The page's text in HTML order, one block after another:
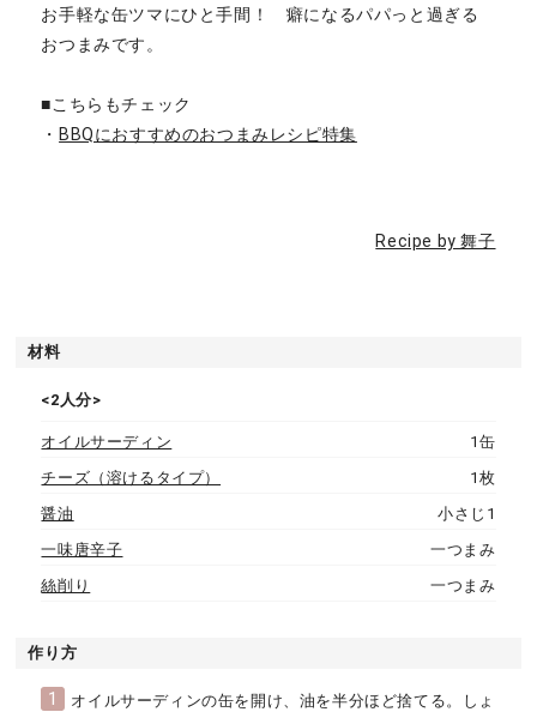
お手軽な缶ツマにひと手間！ 癖になるパパっと過ぎる
おつまみです。
■こちらもチェック
・ BBQにおすすめのおつまみレシピ特集
Recipe by 舞子
材料
<2人分>
オイルサーディン
1缶
チーズ（溶けるタイプ）
1枚
醤油
小さじ1
一味唐辛子
一つまみ
絲削り
一つまみ
作り方
1
オイルサーディンの缶を開け、油を半分ほど捨てる。しょ